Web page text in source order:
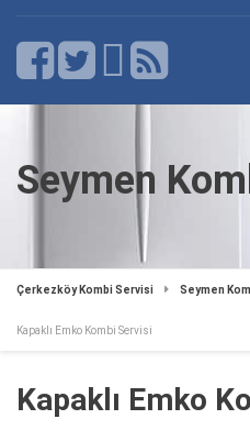
Seymen
Çerkezköy Kombi Servisi Seymen
Kapaklı Emko Kombi Servisi
Kapaklı Emko